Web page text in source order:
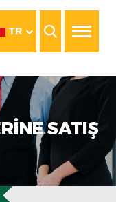
TR
SATIŞ